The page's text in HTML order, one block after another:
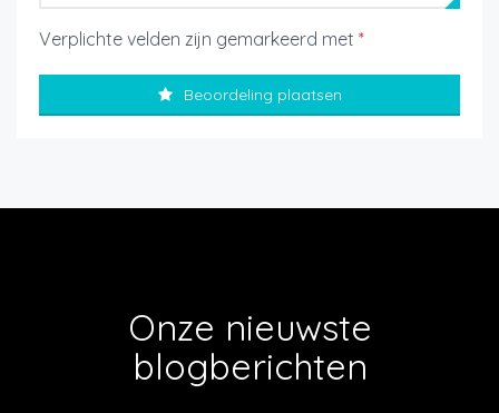
Verplichte velden zijn gemarkeerd met *
Beoordeling plaatsen
Onze nieuwste
blogberichten